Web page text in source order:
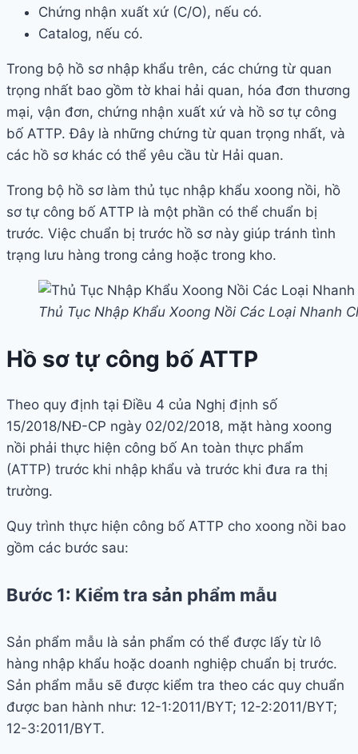
Chứng nhận xuất xứ (C/O), nếu có.
Catalog, nếu có.
Trong bộ hồ sơ nhập khẩu trên, các chứng từ quan
trọng nhất bao gồm tờ khai hải quan, hóa đơn thương
mại, vận đơn, chứng nhận xuất xứ và hồ sơ tự công
bố ATTP. Đây là những chứng từ quan trọng nhất, và
các hồ sơ khác có thể yêu cầu từ Hải quan.
Trong bộ hồ sơ làm thủ tục nhập khẩu xoong nồi, hồ
sơ tự công bố ATTP là một phần có thể chuẩn bị
trước. Việc chuẩn bị trước hồ sơ này giúp tránh tình
trạng lưu hàng trong cảng hoặc trong kho.
Thủ Tục Nhập Khẩu Xoong Nồi Các Loại Nhanh
Hồ sơ tự công bố ATTP
Theo quy định tại Điều 4 của Nghị định số
15/2018/NĐ-CP ngày 02/02/2018, mặt hàng xoong
nồi phải thực hiện công bố An toàn thực phẩm
(ATTP) trước khi nhập khẩu và trước khi đưa ra thị
trường.
Quy trình thực hiện công bố ATTP cho xoong nồi bao
gồm các bước sau:
Bước 1: Kiểm tra sản phẩm mẫu
Sản phẩm mẫu là sản phẩm có thể được lấy từ lô
hàng nhập khẩu hoặc doanh nghiệp chuẩn bị trước.
Sản phẩm mẫu sẽ được kiểm tra theo các quy chuẩn
được ban hành như: 12-1:2011/BYT; 12-2:2011/BYT;
12-3:2011/BYT.